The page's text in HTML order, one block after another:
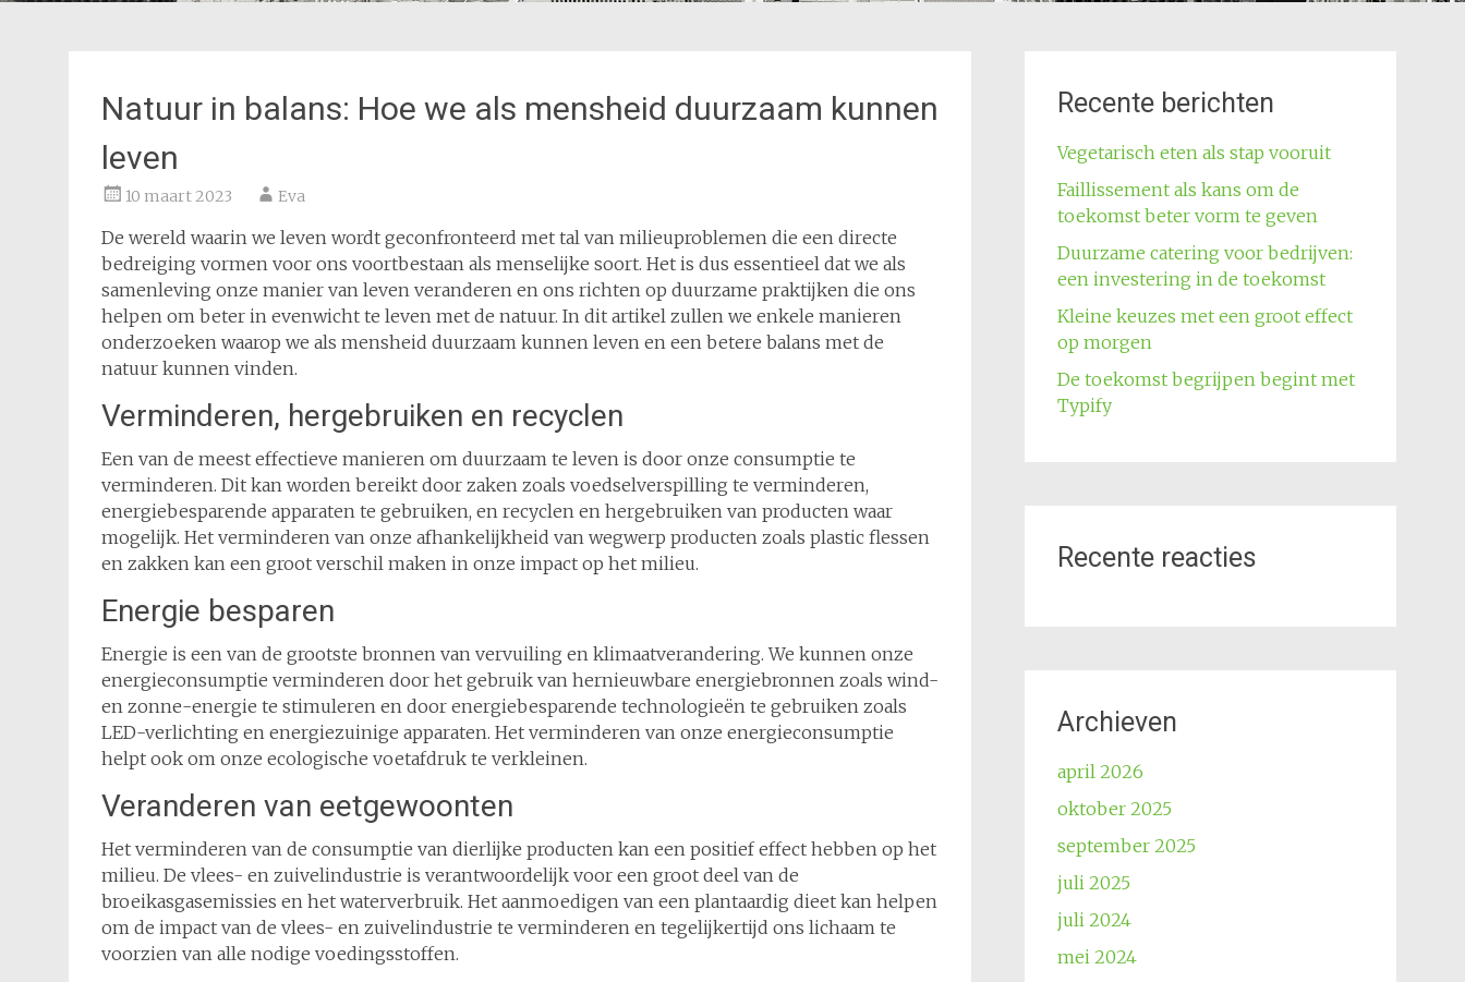
Natuur in balans: Hoe we als mensheid duurzaam kunnen
leven
10 maart 2023 Eva
De wereld waarin we leven wordt geconfronteerd met tal van milieuproblemen die een directe
bedreiging vormen voor ons voortbestaan als menselijke soort. Het is dus essentieel dat we als
samenleving onze manier van leven veranderen en ons richten op duurzame praktijken die ons
helpen om beter in evenwicht te leven met de natuur. In dit artikel zullen we enkele manieren
onderzoeken waarop we als mensheid duurzaam kunnen leven en een betere balans met de
natuur kunnen vinden.
Verminderen, hergebruiken en recyclen
Een van de meest effectieve manieren om duurzaam te leven is door onze consumptie te
verminderen. Dit kan worden bereikt door zaken zoals voedselverspilling te verminderen,
energiebesparende apparaten te gebruiken, en recyclen en hergebruiken van producten waar
mogelijk. Het verminderen van onze afhankelijkheid van wegwerp producten zoals plastic flessen
en zakken kan een groot verschil maken in onze impact op het milieu.
Energie besparen
Energie is een van de grootste bronnen van vervuiling en klimaatverandering. We kunnen onze
energieconsumptie verminderen door het gebruik van hernieuwbare energiebronnen zoals wind-
en zonne-energie te stimuleren en door energiebesparende technologieën te gebruiken zoals
LED-verlichting en energiezuinige apparaten. Het verminderen van onze energieconsumptie
helpt ook om onze ecologische voetafdruk te verkleinen.
Veranderen van eetgewoonten
Het verminderen van de consumptie van dierlijke producten kan een positief effect hebben op het
milieu. De vlees- en zuivelindustrie is verantwoordelijk voor een groot deel van de
broeikasgasemissies en het waterverbruik. Het aanmoedigen van een plantaardig dieet kan helpen
om de impact van de vlees- en zuivelindustrie te verminderen en tegelijkertijd ons lichaam te
voorzien van alle nodige voedingsstoffen.
Recente berichten
Vegetarisch eten als stap vooruit
Faillissement als kans om de
toekomst beter vorm te geven
Duurzame catering voor bedrijven:
een investering in de toekomst
Kleine keuzes met een groot effect
op morgen
De toekomst begrijpen begint met
Typify
Recente reacties
Archieven
april 2026
oktober 2025
september 2025
juli 2025
juli 2024
mei 2024